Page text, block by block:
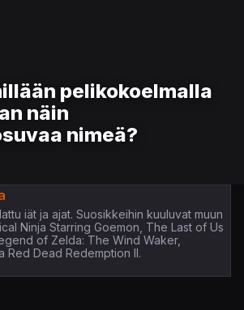
pelikokoelmalla
näin
nimeä?
iät ja ajat. Suosikkeihin kuuluvat muun
Ninja Starring Goemon, The Last of Us
of Zelda: The Wind Waker,
Red Dead Redemption II.